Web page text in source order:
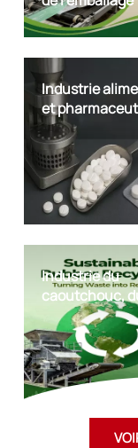
Industrie
et
Industrie du
caoutchouc,
recyclage du
plastique et de